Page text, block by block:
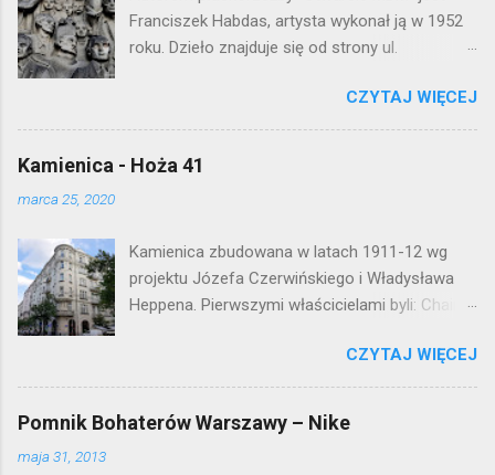
e
n
t
a
Franciszek Habdas, artysta wykonał ją w 1952
roku. Dzieło znajduje się od strony ul.
warszawskiej flagowej inwestycji
mieszkaniowej lat 50. Lokalizacja: Śródmieście
CZYTAJ WIĘCEJ
Kamienica - Hoża 41
marca 25, 2020
Kamienica zbudowana w latach 1911-12 wg
projektu Józefa Czerwińskiego i Władysława
Heppena. Pierwszymi właścicielami byli: Chaim
kamienica była zamieszkała przez
pracowników Elektrowni Warszawskiej. Ten
okazały budynek wyszedł bez szwanku z II
wojny światowej. Lokalizacja: Śródmieście
CZYTAJ WIĘCEJ
Pomnik Bohaterów Warszawy – Nike
maja 31, 2013